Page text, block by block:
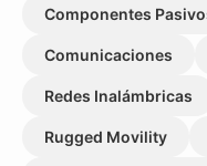
Componentes
Comunicaciones
Redes Inalámbricas
Rugged Movility